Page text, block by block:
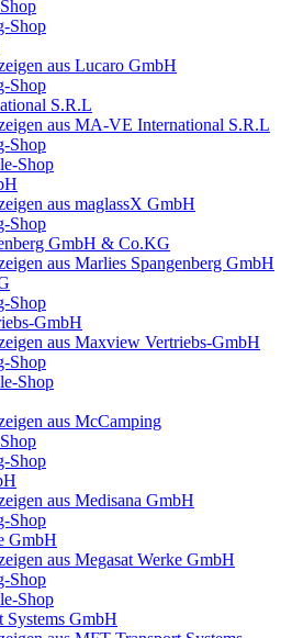
Shop
aus Lucaro GmbH
Shop
S.R.L
aus MA-VE International S.R.L
Shop
Shop
aus maglassX GmbH
Shop
GmbH & Co.KG
aus Marlies Spangenberg GmbH
Shop
GmbH
aus Maxview Vertriebs-GmbH
Shop
Shop
aus McCamping
Shop
aus Medisana GmbH
Shop
GmbH
aus Megasat Werke GmbH
Shop
Shop
Systems GmbH